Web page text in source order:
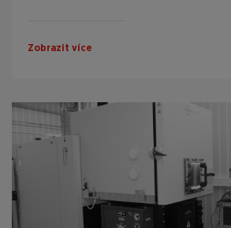
Zobrazit více